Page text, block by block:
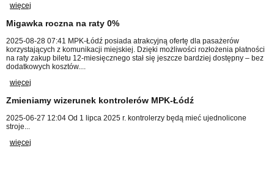
więcej
Migawka roczna na raty 0%
2025-08-28 07:41 MPK-Łódź posiada atrakcyjną ofertę dla pasażerów
korzystających z komunikacji miejskiej. Dzięki możliwości rozłożenia płatności
na raty zakup biletu 12-miesięcznego stał się jeszcze bardziej dostępny – bez
dodatkowych kosztów....
więcej
Zmieniamy wizerunek kontrolerów MPK-Łódź
2025-06-27 12:04 Od 1 lipca 2025 r. kontrolerzy będą mieć ujednolicone
stroje...
więcej